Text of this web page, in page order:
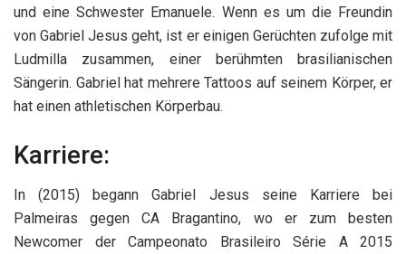
und eine Schwester Emanuele. Wenn es um die Freundin
von Gabriel Jesus geht, ist er einigen Gerüchten zufolge mit
Ludmilla zusammen, einer berühmten brasilianischen
Sängerin. Gabriel hat mehrere Tattoos auf seinem Körper, er
hat einen athletischen Körperbau.
Karriere:
In (2015) begann Gabriel Jesus seine Karriere bei
Palmeiras gegen CA Bragantino, wo er zum besten
Newcomer der Campeonato Brasileiro Série A 2015